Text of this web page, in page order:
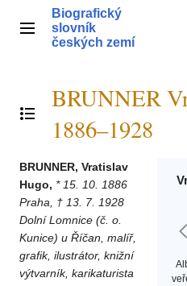
obsahHlavní menu
Biografický
slovník
českých zemí
Přepnout obsah
BRUNNER
1886–1928
BRUNNER, Vratislav
Hugo, * 15. 10. 1886
Praha, † 13. 7. 1928
Dolní Lomnice (č. o.
Kunice) u Říčan, malíř,
grafik, ilustrátor, knižní
výtvarník, karikaturista